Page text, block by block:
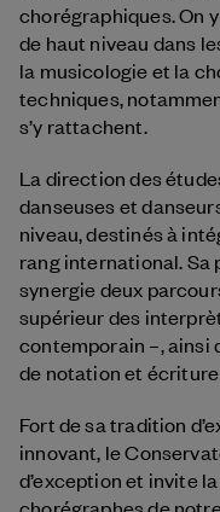
chorégraphiques. On
de haut niveau dans
la musicologie et la
techniques,
s’y rattachent.
La direction des
danseuses et
niveau, destinés à
rang international. Sa
synergie deux
supérieur des
contemporain –, ainsi
de notation et écriture
Fort de sa tradition
innovant, le
d’exception et invite
chorégraphes de